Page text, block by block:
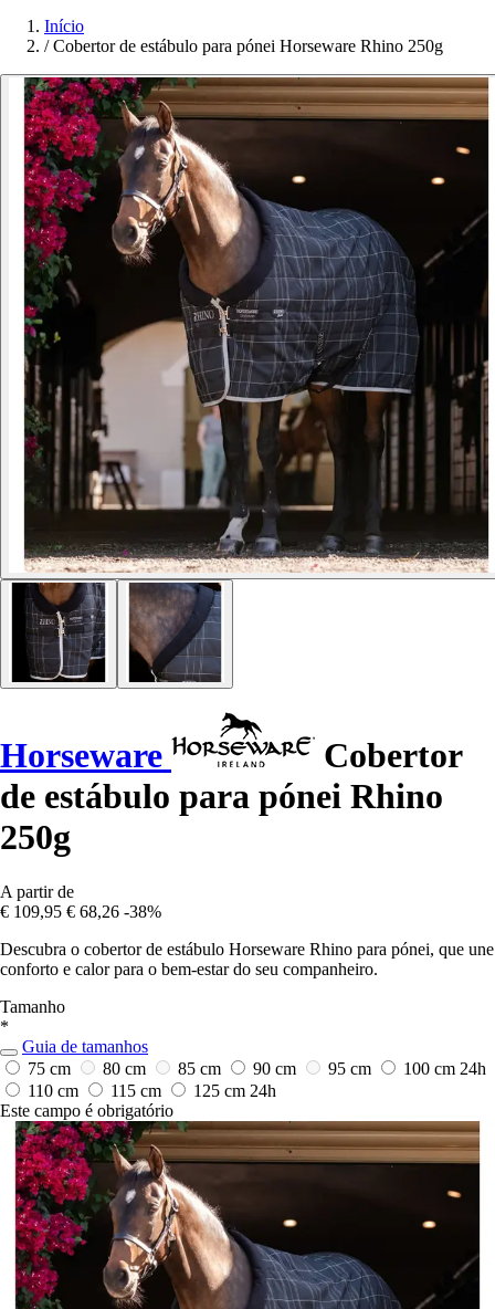
Início
/ Cobertor de estábulo para pónei Horseware Rhino 250g
Horseware
Cobertor
de estábulo para pónei Rhino
250g
A partir de
€ 109,95 € 68,26 -38%
Descubra o cobertor de estábulo Horseware Rhino para pónei, que une
conforto e calor para o bem-estar do seu companheiro.
Tamanho
*
Guia de tamanhos
75 cm
80 cm 85 cm 90 cm 95 cm 100 cm 24h
110 cm
115 cm 125 cm 24h
Este campo é obrigatório